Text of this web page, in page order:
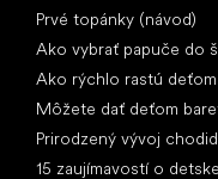
Prvé topánky (návod)
Ako vybrať papuče do
Ako rýchlo rastú
Môžete dať deťom
Prirodzený vývoj
15 zaujímavostí o